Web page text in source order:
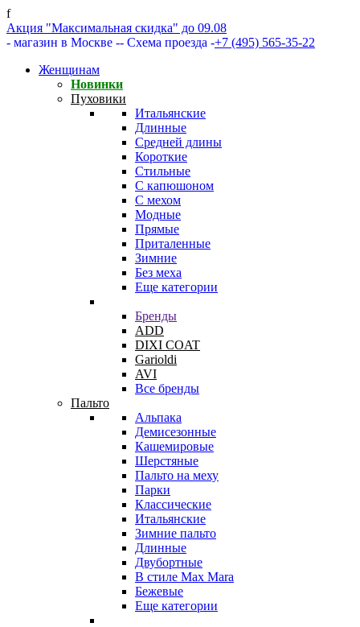
f
Акция "Максимальная скидка" до 09.08
- магазин в Москве -- Схема проезда -+7 (495) 565-35-22
Женщинам
Новинки
Пуховики
Итальянские
Длинные
Средней длины
Короткие
Стильные
С капюшоном
С мехом
Модные
Прямые
Приталенные
Зимние
Без меха
Еще категории
Бренды
ADD
DIXI COAT
Garioldi
AVI
Все бренды
Пальто
Альпака
Демисезонные
Кашемировые
Шерстяные
Пальто на меху
Парки
Классические
Итальянские
Зимние пальто
Длинные
Двубортные
В стиле Max Mara
Бежевые
Еще категории